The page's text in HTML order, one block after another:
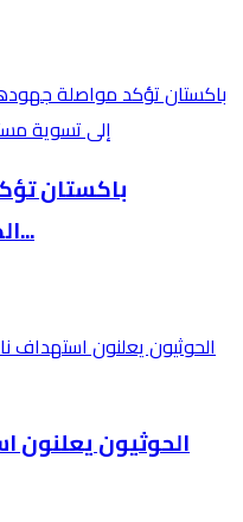
باكستان
الدبلوماسية للتوصل...
الحوثيون يعلنون